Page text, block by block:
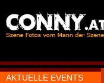
AKTUELLE EVENTS